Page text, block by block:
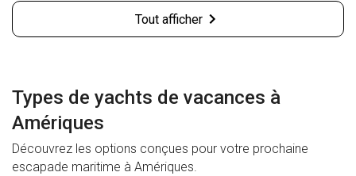
Tout afficher
Types de yachts de vacances à
Amériques
Découvrez les options conçues pour votre prochaine
escapade maritime à Amériques.